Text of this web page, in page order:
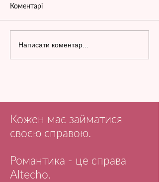
Коментарі
Написати коментар...
Кожен має займатися
своєю справою.
Романтика - це справа
Altecho.